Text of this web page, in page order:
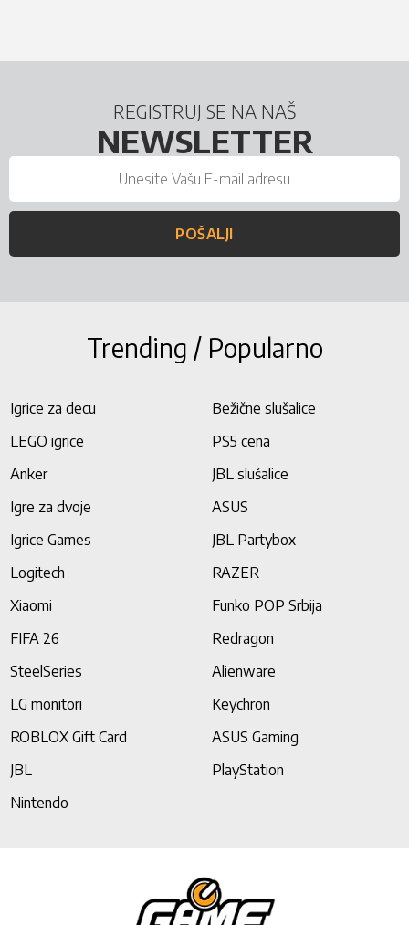
REGISTRUJ SE NA NAŠ
NEWSLETTER
POŠALJI
Trending / Popularno
Igrice za decu
Bežične slušalice
LEGO igrice
PS5 cena
Anker
JBL slušalice
Igre za dvoje
ASUS
Igrice Games
JBL Partybox
Logitech
RAZER
Xiaomi
Funko POP Srbija
FIFA 26
Redragon
SteelSeries
Alienware
LG monitori
Keychron
ROBLOX Gift Card
ASUS Gaming
JBL
PlayStation
Nintendo